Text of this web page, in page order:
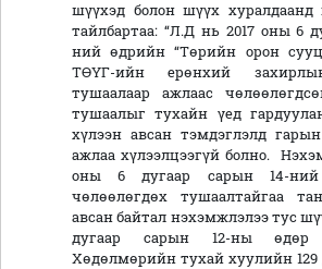
шүүхэд болон шүүх хуралдаанд
тайлбартаа: “Л.Д нь 2017 оны 6
ний өдрийн “Төрийн орон
ТӨҮГ-ийн ерөнхий
тушаалаар ажлаас
тушаалыг тухайн үед
хүлээн авсан тэмдэглэлд гарын
ажлаа хүлээлцээгүй болно.
оны 6 дугаар сарын 14-
чөлөөлөгдөх тушаалтайгаа
авсан байтал нэхэмжлэлээ тус
дугаар сарын 12-ны өдөр
Хөдөлмөрийн тухай хуулийн 129